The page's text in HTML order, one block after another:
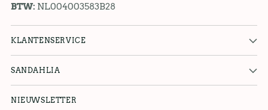
BTW: NL004003583B28
KLANTENSERVICE
SANDAHLIA
NIEUWSLETTER